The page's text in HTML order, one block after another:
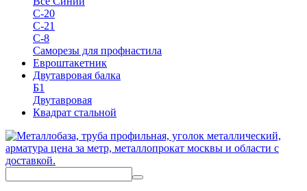
С-20
С-21
С-8
Саморезы для профнастила
Евроштакетник
Двутавровая балка
Б1
Двутавровая
Квадрат стальной